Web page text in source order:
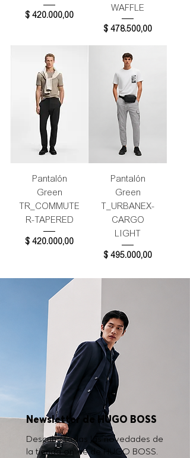
Precio
$ 420.000,00
WAFFLE
Precio
$ 478.500,00
Pantalón
Green
TR_COMMUTE
R-TAPERED
Precio
$ 420.000,00
Pantalón
Green
T_URBANEX-
CARGO
LIGHT
Precio
$ 495.000,00
Newsletter de HUGO BOSS
Descubrí todas las novedades de
la tienda online de HUGO BOSS.